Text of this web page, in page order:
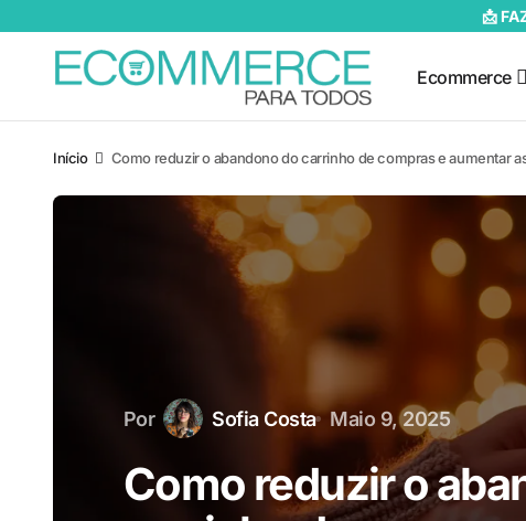
📩
Ecommerce
Início Como reduzir o abandono do carrinho de compras e aumentar
Por Sofia Costa Maio 9, 2025
Como reduzir o